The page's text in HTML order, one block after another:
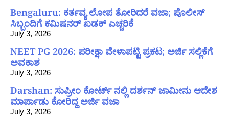
Bengaluru: ಕರ್ತವ್ಯ ಲೋಪ ತೋರಿದರೆ ವಜಾ; ಪೊಲೀಸ್
ಸಿಬ್ಬಂದಿಗೆ ಕಮಿಷನರ್ ಖಡಕ್ ಎಚ್ಚರಿಕೆ
July 3, 2026
NEET PG 2026: ಪರೀಕ್ಷಾ ವೇಳಾಪಟ್ಟಿ ಪ್ರಕಟ; ಅರ್ಜಿ ಸಲ್ಲಿಕೆಗೆ
ಅವಕಾಶ
July 3, 2026
Darshan: ಸುಪ್ರೀಂ ಕೋರ್ಟ್ ನಲ್ಲಿ ದರ್ಶನ್ ಜಾಮೀನು ಆದೇಶ
ಮಾರ್ಪಾಡು ಕೋರಿದ್ದ ಅರ್ಜಿ ವಜಾ
July 3, 2026